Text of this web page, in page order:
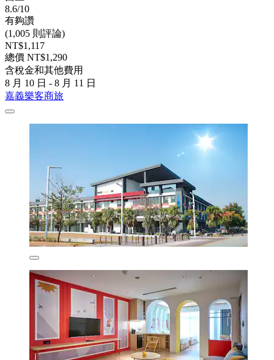
8.6/10
有夠讚
(1,005 則評論)
NT$1,117
總價 NT$1,290
含稅金和其他費用
8 月 10 日 - 8 月 11 日
嘉義樂客商旅